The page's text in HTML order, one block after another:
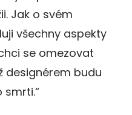
Jak o svém
všechny aspekty
se omezovat
designérem budu